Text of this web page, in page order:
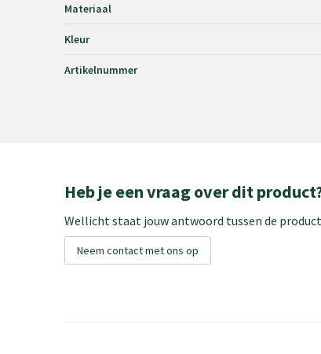
Materiaal
Kleur
Artikelnummer
Heb je een vraag over dit
Wellicht staat jouw antwoord tussen de
Neem contact met ons op